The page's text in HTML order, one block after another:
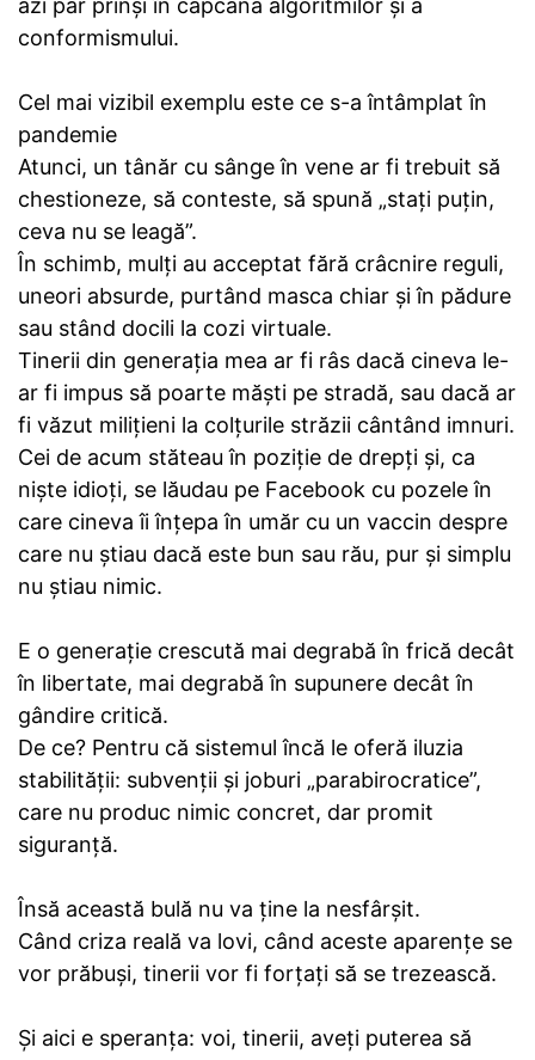
conformismului.
Cel mai vizibil exemplu este ce s-a întâmplat în
pandemie
Atunci, un tânăr cu sânge în vene ar fi trebuit să
chestioneze, să conteste, să spună „stați puțin,
ceva nu se leagă”.
În schimb, mulți au acceptat fără crâcnire reguli,
uneori absurde, purtând masca chiar și în pădure
sau stând docili la cozi virtuale.
Tinerii din generația mea ar fi râs dacă cineva le-
ar fi impus să poarte măști pe stradă, sau dacă ar
fi văzut milițieni la colțurile străzii cântând imnuri.
Cei de acum stăteau în poziție de drepți și, ca
niște idioți, se lăudau pe Facebook cu pozele în
care cineva îi înțepa în umăr cu un vaccin despre
care nu știau dacă este bun sau rău, pur și simplu
nu știau nimic.
E o generație crescută mai degrabă în frică decât
în libertate, mai degrabă în supunere decât în
gândire critică.
De ce? Pentru că sistemul încă le oferă iluzia
stabilității: subvenții și joburi „parabirocratice”,
care nu produc nimic concret, dar promit
siguranță.
Însă această bulă nu va ține la nesfârșit.
Când criza reală va lovi, când aceste aparențe se
vor prăbuși, tinerii vor fi forțați să se trezească.
Și aici e speranța: voi, tinerii, aveți puterea să